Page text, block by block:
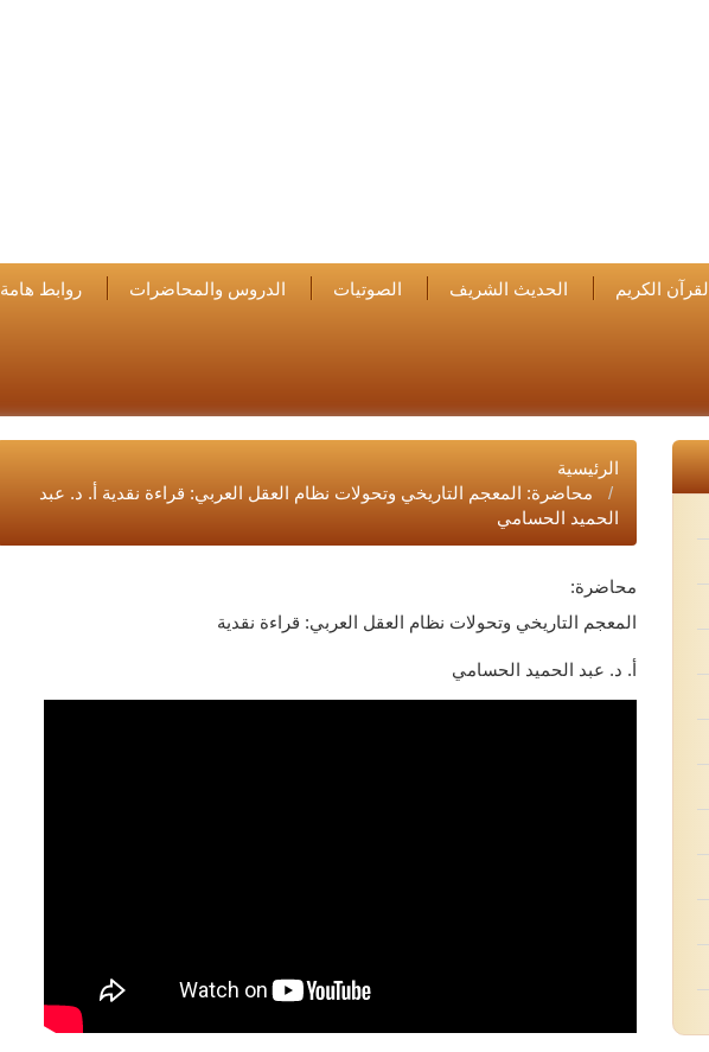
القرآن الكريم الحديث الشريف الصوتيات الدروس والمحاضرات روابط هامة
الرئيسية
محاضرة: المعجم التاريخي وتحولات نظام العقل العربي: قراءة نقدية أ. د. عبد
الحميد الحسامي
محاضرة:
المعجم التاريخي وتحولات نظام العقل العربي: قراءة نقدية
أ. د. عبد الحميد الحسامي